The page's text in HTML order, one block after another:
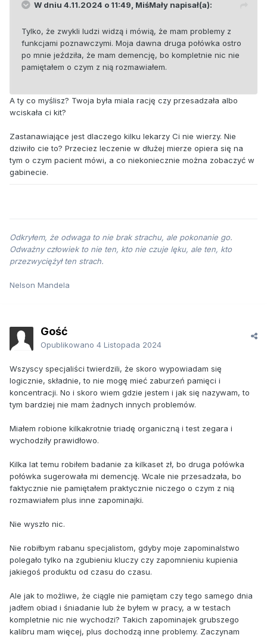
W dniu 4.11.2024 o 11:49, MiśMały napisał(a):
Tylko, że zwykli ludzi widzą i mówią, że mam problemy z
funkcjami poznawczymi. Moja dawna druga połówka ostro
po mnie jeździła, że mam demencję, bo kompletnie nic nie
pamiętałem o czym z nią rozmawiałem.
A ty co myślisz? Twoja była miala rację czy przesadzała albo
wciskała ci kit?
Zastanawiające jest dlaczego kilku lekarzy Ci nie wierzy. Nie
dziwiło cie to? Przeciez leczenie w dłużej mierze opiera się na
tym o czym pacient mówi, a co niekoniecznie można zobaczyć w
gabinecie.
Odkryłem, że odwaga to nie brak strachu, ale pokonanie go.
Odważny człowiek to nie ten, kto nie czuje lęku, ale ten, kto
przezwyciężył ten strach.
Nelson Mandela
Gość
Opublikowano 4 Listopada 2024
Wszyscy specjaliści twierdzili, że skoro wypowiadam się
logicznie, składnie, to nie mogę mieć zaburzeń pamięci i
koncentracji. No i skoro wiem gdzie jestem i jak się nazywam, to
tym bardziej nie mam żadnych innych problemów.
Miałem robione kilkakrotnie triadę organiczną i test zegara i
wychodziły prawidłowo.
Kilka lat temu robiłem badanie za kilkaset zł, bo druga połówka
połówka sugerowała mi demencję. Wcale nie przesadzała, bo
faktycznie nie pamiętałem praktycznie niczego o czym z nią
rozmawiałem plus inne zapominajki.
Nie wyszło nic.
Nie robiłbym rabanu specjalistom, gdyby moje zapominalstwo
polegało tylko na zgubieniu kluczy czy zapomnieniu kupienia
jakiegoś produktu od czasu do czasu.
Ale jak to możliwe, że ciągle nie pamiętam czy tego samego dnia
jadłem obiad i śniadanie lub że byłem w pracy, a w testach
kompletnie nic nie wychodzi? Takich zapominajek grubszego
kalibru mam więcej, plus dochodzą inne problemy. Zaczynam